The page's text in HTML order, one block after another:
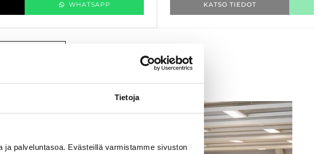
Tietoja
palveluntasoa. Evästeillä varmistamme sivuston
WHATSAPP KATSO TIEDOT